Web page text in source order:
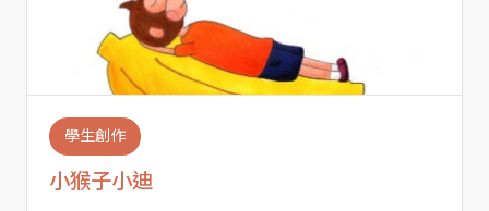
學生創作
小猴子小迪